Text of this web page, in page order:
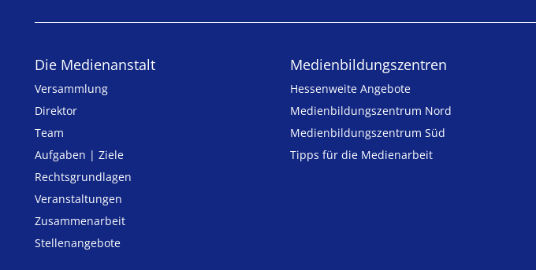
Die Medienanstalt
Versammlung
Direktor
Team
Aufgaben | Ziele
Rechtsgrundlagen
Veranstaltungen
Zusammenarbeit
Stellenangebote
Medien­bildungs­zentren
Hessenweite Angebote
Medienbildungszentrum Nord
Medienbildungszentrum Süd
Tipps für die Medienarbeit